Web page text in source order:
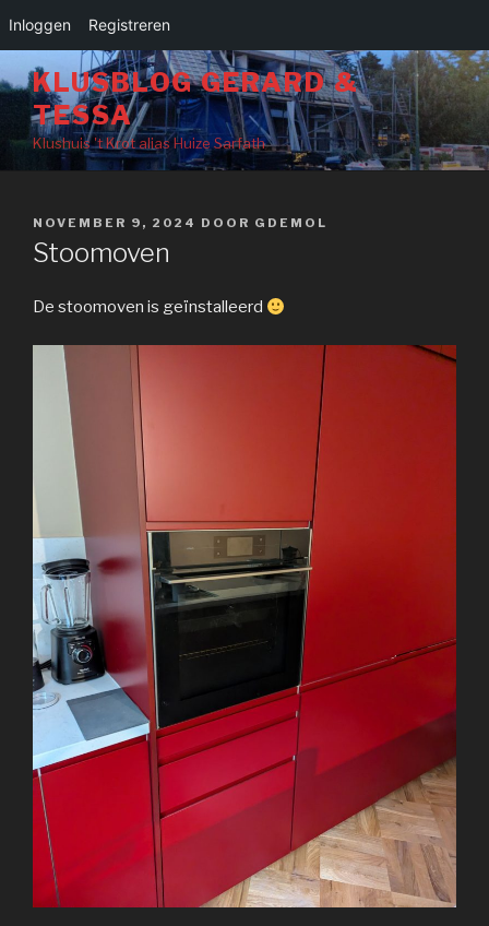
Inloggen Registreren
de
inhoud
springen
KLUSBLOG GERARD &
TESSA
Klushuis 't Krot alias Huize Sarfath
GEPLAATST
OP
NOVEMBER 9, 2024 DOOR GDEMOL
Stoomoven
De stoomoven is geïnstalleerd